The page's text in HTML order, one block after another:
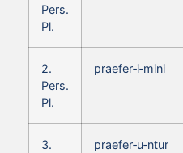
Pers.
Pl.
2.
Pers.
Pl.
praefer‑i‑mini
3.
praefer‑u‑ntur